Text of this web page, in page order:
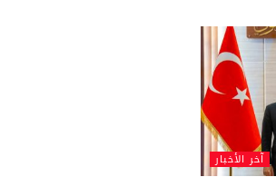
آخر الأخبار